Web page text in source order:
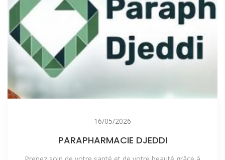
16/05/2026
PARAPHARMACIE DJEDDI